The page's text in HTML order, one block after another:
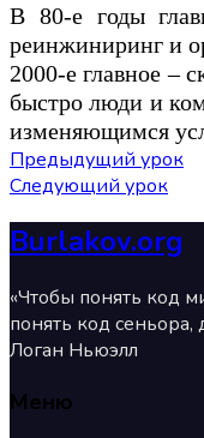
В 80-е годы
реинжиниринг и
2000-е главное –
быстро люди и
изменяющимся
Предыдущий урок
Следующий урок
Burlakov.org
«Чтобы понять код
понять код
Логан Ньюэлл
Меню